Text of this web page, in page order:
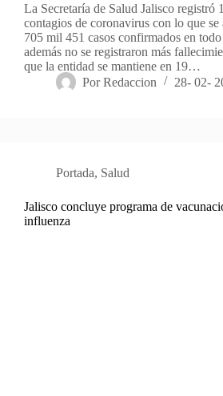
La Secretaría de Salud Jalisco registró
contagios de coronavirus con lo que se
705 mil 451 casos confirmados en
además no se registraron más
que la entidad se mantiene en 19…
Por Redaccion 28- 02-
Portada, Salud
Jalisco concluye programa de
influenza